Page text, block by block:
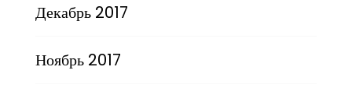
Декабрь 2017
Ноябрь 2017